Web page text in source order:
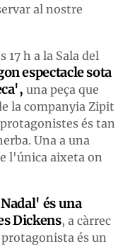
al nostre
17 h a la Sala del
espectacle sota
una peça que
la companyia Zipit
és tan
Una a una
l'única aixeta on
és una
Dickens, a càrrec
és un